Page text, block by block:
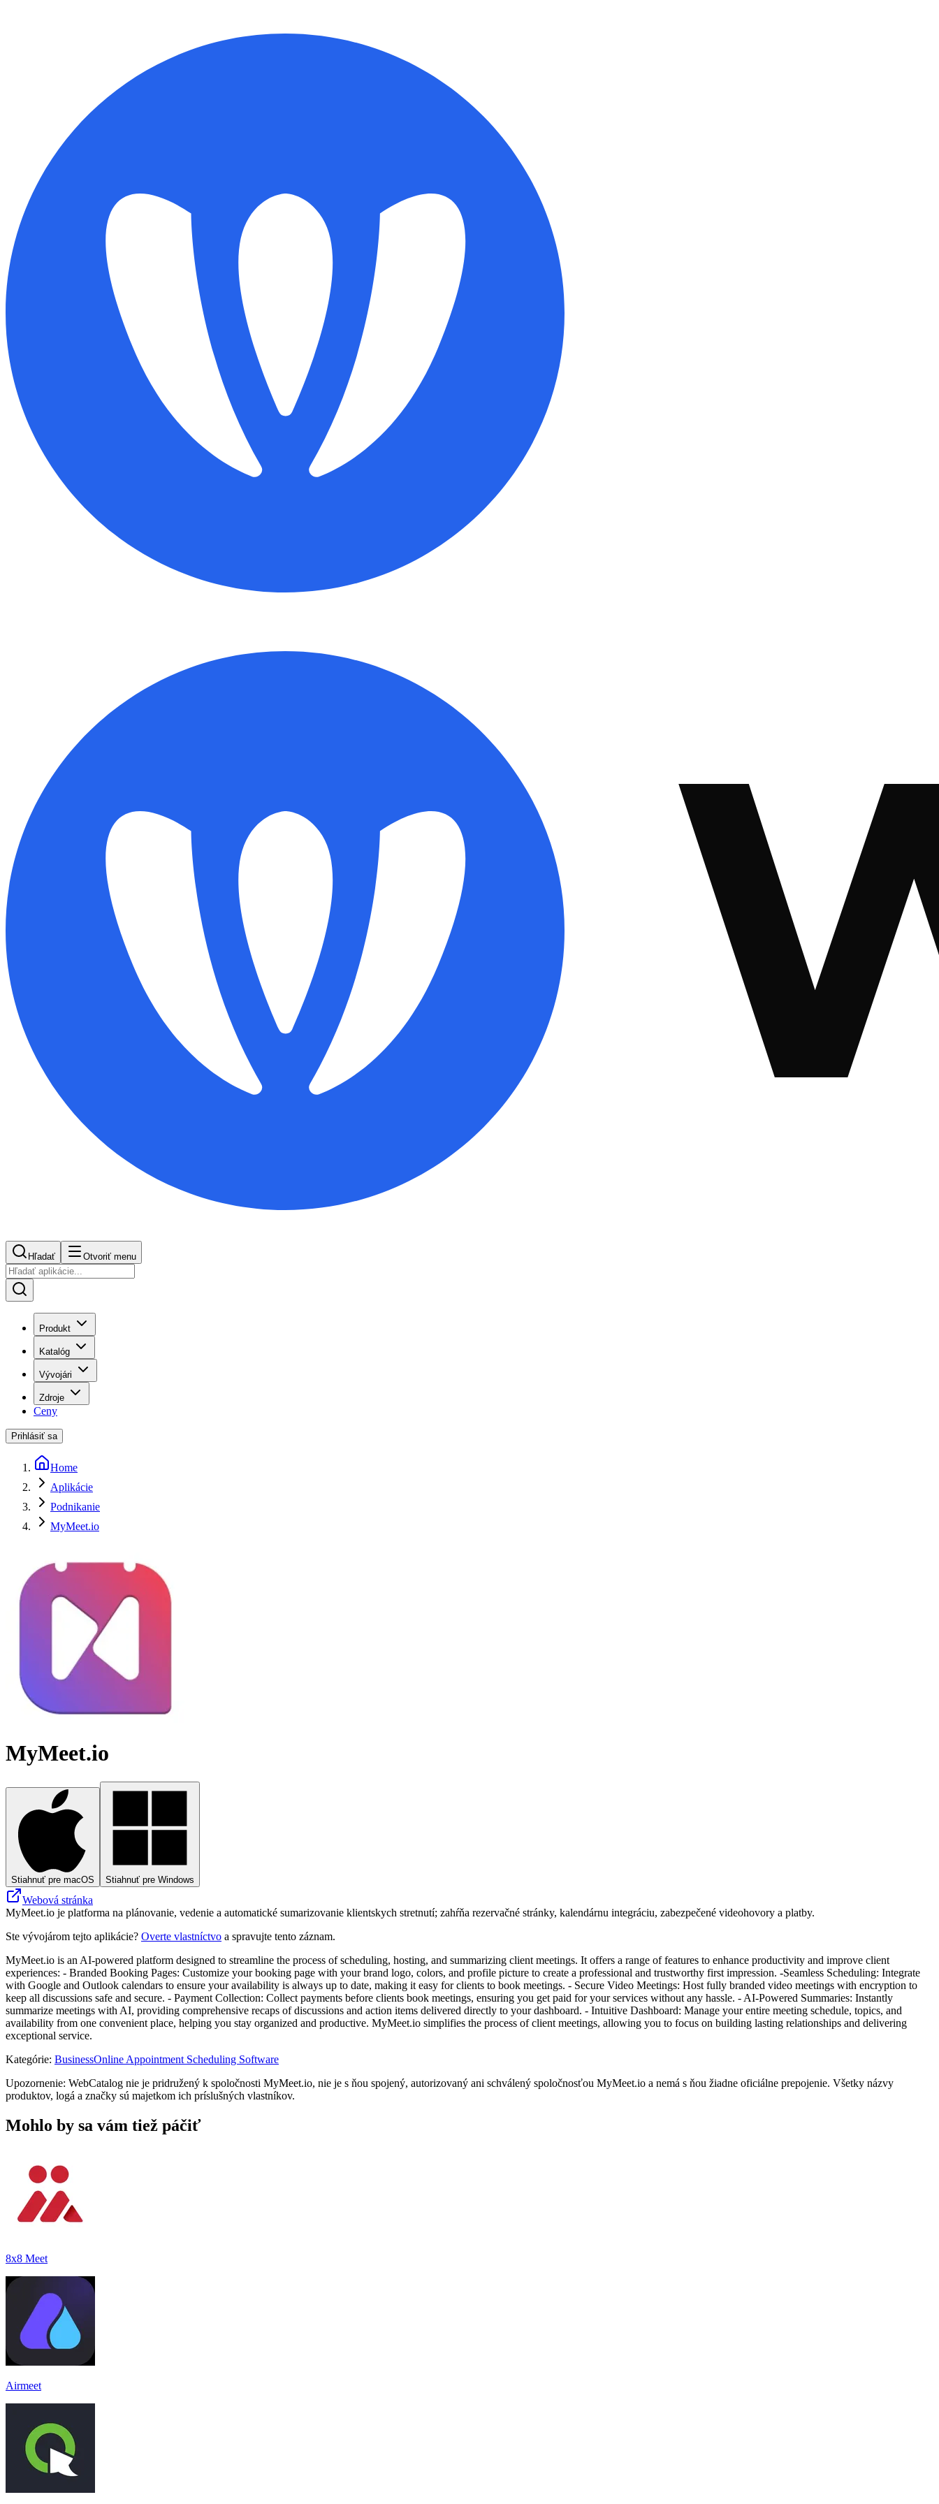
Hľadať Otvoriť menu
Produkt
Katalóg
Vývojári
Zdroje
Ceny
Prihlásiť sa
Home
Aplikácie
Podnikanie
MyMeet.io
MyMeet.io
Stiahnuť pre macOS Stiahnuť pre Windows
Webová stránka
MyMeet.io je platforma na plánovanie, vedenie a automatické sumarizovanie klientskych stretnutí; zahŕňa rezervačné stránky, kalendárnu integráciu, zabezpečené videohovory a platby.
Ste vývojárom tejto aplikácie? Overte vlastníctvo a spravujte tento záznam.
MyMeet.io is an AI-powered platform designed to streamline the process of scheduling, hosting, and summarizing client meetings. It offers a range of features to enhance productivity and improve client
experiences: - Branded Booking Pages: Customize your booking page with your brand logo, colors, and profile picture to create a professional and trustworthy first impression. -Seamless Scheduling: Integrate
with Google and Outlook calendars to ensure your availability is always up to date, making it easy for clients to book meetings. - Secure Video Meetings: Host fully branded video meetings with encryption to
keep all discussions safe and secure. - Payment Collection: Collect payments before clients book meetings, ensuring you get paid for your services without any hassle. - AI-Powered Summaries: Instantly
summarize meetings with AI, providing comprehensive recaps of discussions and action items delivered directly to your dashboard. - Intuitive Dashboard: Manage your entire meeting schedule, topics, and
availability from one convenient place, helping you stay organized and productive. MyMeet.io simplifies the process of client meetings, allowing you to focus on building lasting relationships and delivering
exceptional service.
Kategórie: BusinessOnline Appointment Scheduling Software
Upozornenie: WebCatalog nie je pridružený k spoločnosti MyMeet.io, nie je s ňou spojený, autorizovaný ani schválený spoločnosťou MyMeet.io a nemá s ňou žiadne oficiálne prepojenie. Všetky názvy
produktov, logá a značky sú majetkom ich príslušných vlastníkov.
Mohlo by sa vám tiež páčiť
8x8 Meet
Airmeet